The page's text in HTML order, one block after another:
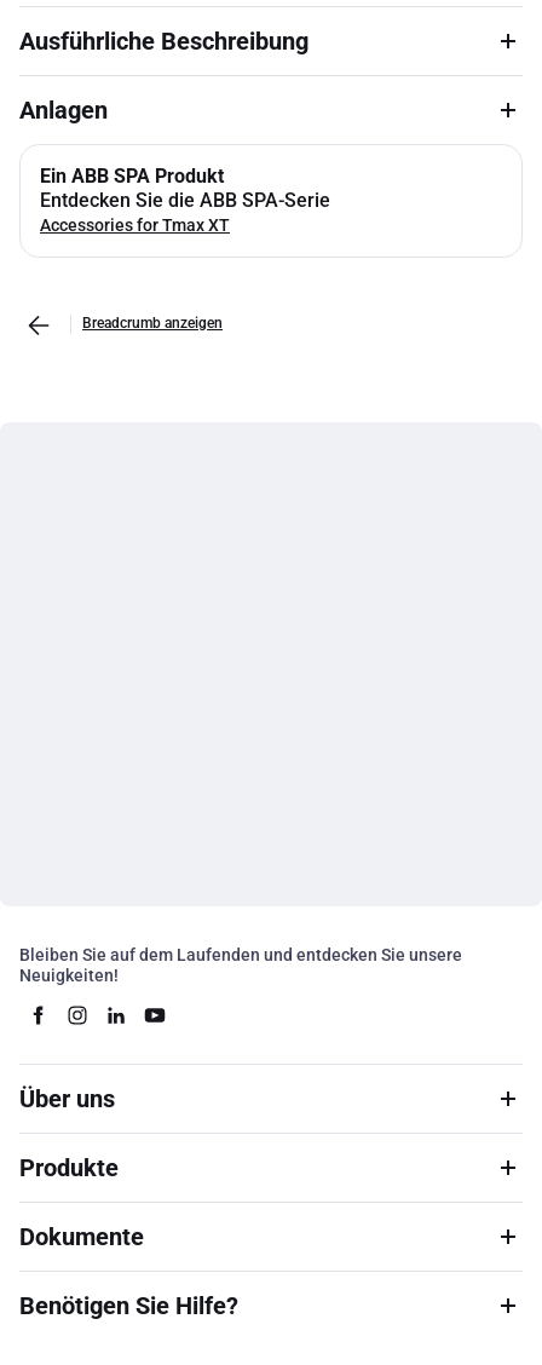
Ausführliche Beschreibung
Anlagen
Ein ABB SPA Produkt
Entdecken Sie die ABB SPA-Serie
Accessories for Tmax XT
Breadcrumb anzeigen
Bleiben Sie auf dem Laufenden und entdecken Sie unsere
Neuigkeiten!
Über uns
Produkte
Dokumente
Benötigen Sie Hilfe?